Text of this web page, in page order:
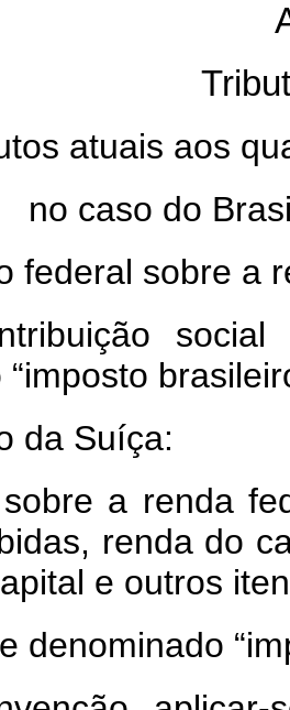
atuais aos
do
federal sobre a
da Suíça:
a renda
renda do
e outros
denominado